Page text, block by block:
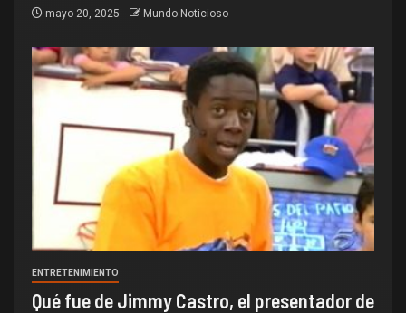
mayo 20, 2025 Mundo Noticioso
ENTRETENIMIENTO
Qué fue de Jimmy Castro, el presentador de